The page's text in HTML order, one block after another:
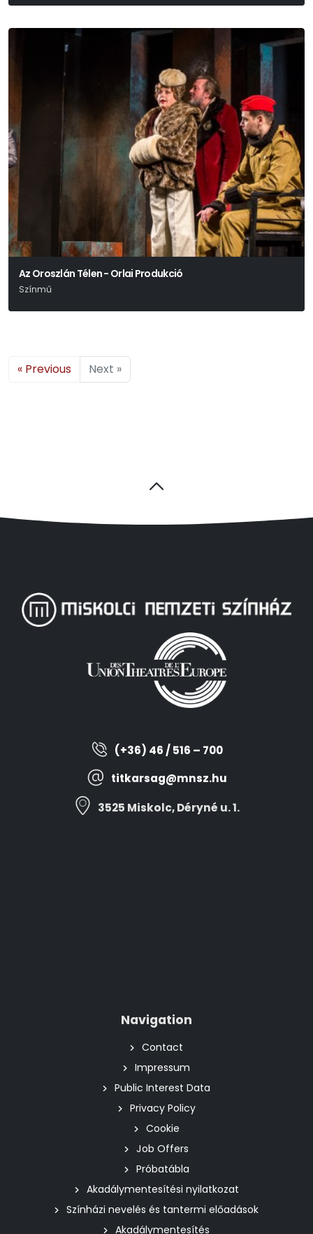
Az Oroszlán Télen - Orlai Produkció
Színmű
« Previous Next »
(+36) 46 / 516 – 700
titkarsag@mnsz.hu
3525 Miskolc, Déryné u. 1.
Navigation
Contact
Impressum
Public Interest Data
Privacy Policy
Cookie
Job Offers
Próbatábla
Akadálymentesítési nyilatkozat
Színházi nevelés és tantermi előadások
Akadálymentesítés